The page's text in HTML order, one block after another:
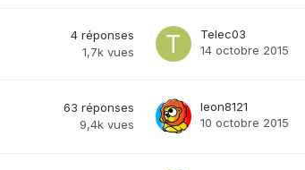
4 réponses
1,7k vues
Telec03
14 octobre 2015
63 réponses
9,4k vues
leon8121
10 octobre 2015